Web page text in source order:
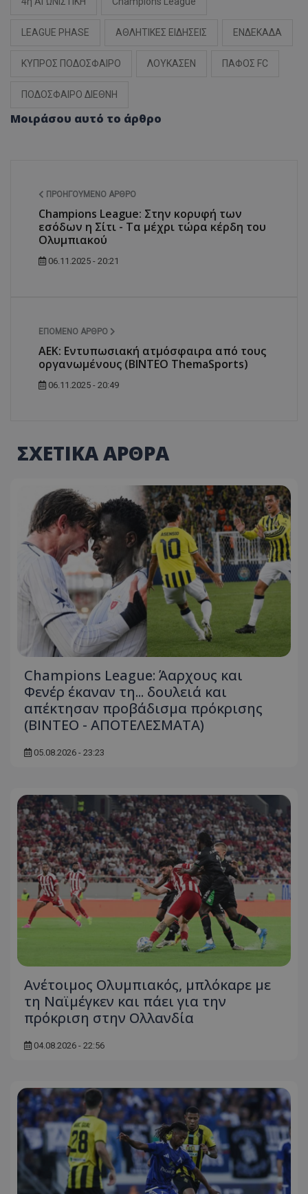
LEAGUE PHASE ΑΘΛΗΤΙΚΕΣ ΕΙΔΗΣΕΙΣ ΕΝΔΕΚΑΔΑ
ΚΥΠΡΟΣ ΠΟΔΟΣΦΑΙΡΟ ΛΟΥΚΑΣΕΝ ΠΑΦΟΣ FC
ΠΟΔΟΣΦΑΙΡΟ ΔΙΕΘΝΗ
Μοιράσου αυτό το άρθρο
ΠΡΟΗΓΟΎΜΕΝΟ ΆΡΘΡΟ
Champions League: Στην κορυφή των
εσόδων η Σίτι - Τα μέχρι τώρα κέρδη του
Ολυμπιακού
06.11.2025 - 20:21
ΕΠΌΜΕΝΟ ΆΡΘΡΟ
ΑΕΚ: Εντυπωσιακή ατμόσφαιρα από τους
οργανωμένους (ΒΙΝΤΕΟ ThemaSports)
06.11.2025 - 20:49
ΣΧΕΤΙΚΑ ΑΡΘΡΑ
Champions League: Άαρχους και
Φενέρ έκαναν τη... δουλειά και
απέκτησαν προβάδισμα πρόκρισης
(ΒΙΝΤΕΟ - ΑΠΟΤΕΛΕΣΜΑΤΑ)
05.08.2026 - 23:23
Ανέτοιμος Ολυμπιακός, μπλόκαρε με
τη Ναϊμέγκεν και πάει για την
πρόκριση στην Ολλανδία
04.08.2026 - 22:56